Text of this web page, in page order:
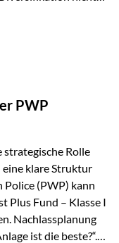
der EU, ohne
und Finanzplatz.
an –…
PWP
strategische Rolle
eine klare Struktur
(PWP) kann
Plus Fund – Klasse I
Nachlassplanung
ist die beste?“.